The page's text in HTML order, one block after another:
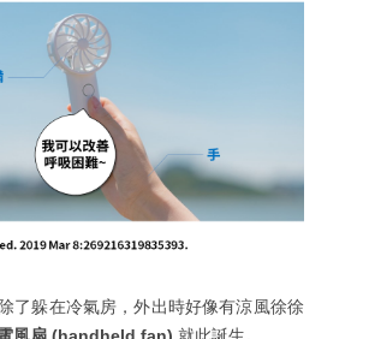
了躲在冷氣房，外出時好像有涼風徐徐
風扇 (handheld fan) 就此誕生。